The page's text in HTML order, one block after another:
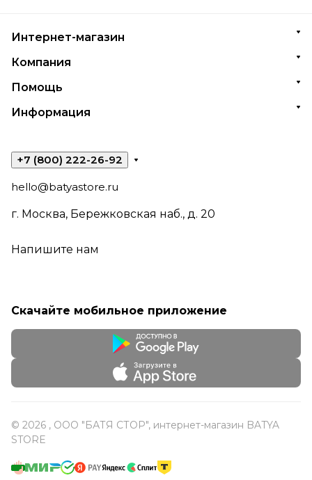
Интернет-магазин
Компания
Помощь
Информация
+7 (800) 222-26-92
hello@batyastore.ru
г. Москва, Бережковская наб., д. 20
Напишите нам
Скачайте мобильное приложение
© 2026 , ООО "БАТЯ СТОР", интернет-магазин BATYA
STORE